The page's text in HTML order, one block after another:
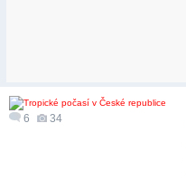
6 34